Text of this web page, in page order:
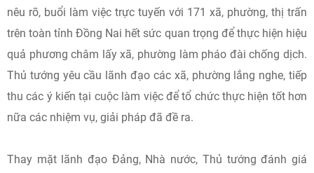
nêu rõ, buổi làm việc trực tuyến với 171 xã, phường, thị trấn
trên toàn tỉnh Đồng Nai hết sức quan trọng để thực hiện hiệu
quả phương châm lấy xã, phường làm pháo đài chống dịch.
Thủ tướng yêu cầu lãnh đạo các xã, phường lắng nghe, tiếp
thu các ý kiến tại cuộc làm việc để tổ chức thực hiện tốt hơn
nữa các nhiệm vụ, giải pháp đã đề ra.
Thay mặt lãnh đạo Đảng, Nhà nước, Thủ tướng đánh giá